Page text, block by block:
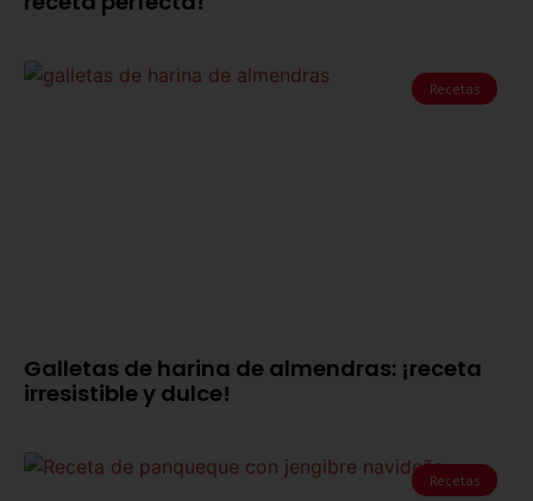
Recetas
Galletas de harina de almendras: ¡receta
irresistible y dulce!
Recetas